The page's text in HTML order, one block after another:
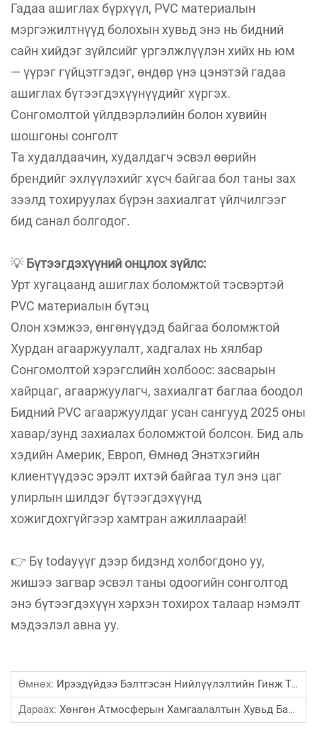
Гадаа ашиглах бүрхүүл, PVC материалын
мэргэжилтнүүд болохын хувьд энэ нь бидний
сайн хийдэг зүйлсийг үргэлжлүүлэн хийх нь юм
— үүрэг гүйцэтгэдэг, өндөр үнэ цэнэтэй гадаа
ашиглах бүтээгдэхүүнүүдийг хүргэх.
Сонгомолтой үйлдвэрлэлийн болон хувийн
шошгоны сонголт
Та худалдаачин, худалдагч эсвэл өөрийн
брендийг эхлүүлэхийг хүсч байгаа бол таны зах
зээлд тохируулах бүрэн захиалгат үйлчилгээг
бид санал болгодог.
💡 Бүтээгдэхүүний онцлох зүйлс:
Урт хугацаанд ашиглах боломжтой тэсвэртэй
PVC материалын бүтэц
Олон хэмжээ, өнгөнүүдэд байгаа боломжтой
Хурдан агааржуулалт, хадгалах нь хялбар
Сонгомолтой хэрэгслийн холбоос: засварын
хайрцаг, агааржуулагч, захиалгат баглаа боодол
Бидний PVC агааржуулдаг усан сангууд 2025 оны
хавар/зунд захиалах боломжтой болсон. Бид аль
хэдийн Америк, Европ, Өмнөд Энэтхэгийн
клиентүүдээс эрэлт ихтэй байгаа тул энэ цаг
улирлын шилдэг бүтээгдэхүүнд
хожигдохгүйгээр хамтран ажиллаарай!
👉 Бү todayүүг дээр бидэнд холбогдоно уу,
жишээ загвар эсвэл таны одоогийн сонголтод
энэ бүтээгдэхүүн хэрхэн тохирох талаар нэмэлт
мэдээлэл авна уу.
Өмнөх: Ирээдүйдээ Бэлтгэсэн Нийлүүлэлтийн Гинж Тогтолцоог Байгуулж Байна: Тайландад Байрлах Blue Ocean Компанийн Шинэ Үйлдвэр 🇹🇭
Дараах: Хөнгөн Атмосферын Хамгаалалтын Хувьд Бассейны Тарпын Ач Холбогдол